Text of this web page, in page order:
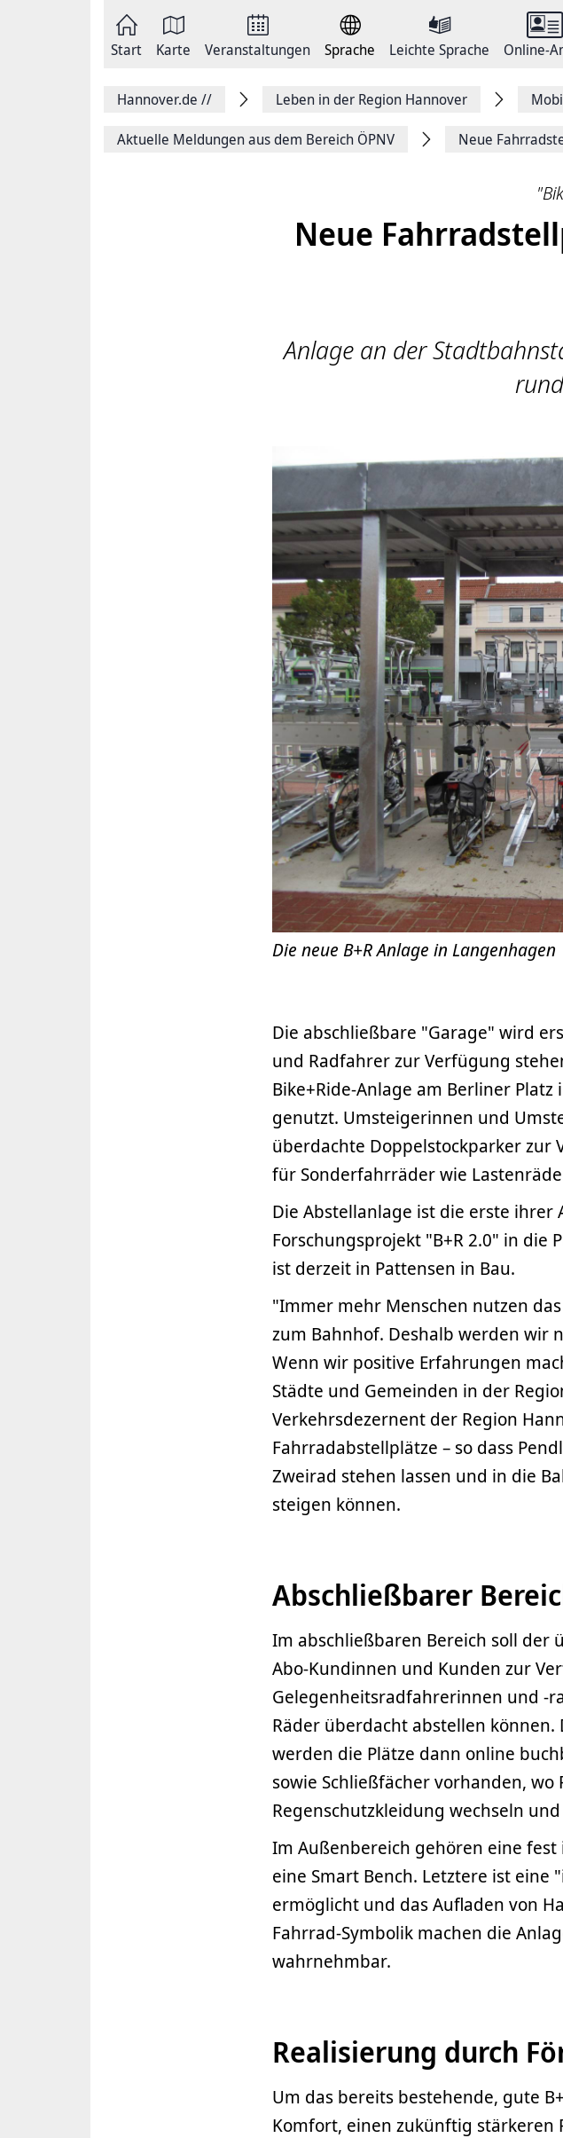
Start Karte Veranstaltungen Sprache Leichte Sprache Online-
Hannover.de // Leben in der Region Hannover
Aktuelle Meldungen aus dem Bereich ÖPNV Neue
Neue
Anlage an der
Die neue B+R Anlage in Langenhagen
Die abschließbare "Garage" wird
und Radfahrer zur Verfügung
Bike+Ride-Anlage am Berliner
genutzt. Umsteigerinnen und
überdachte Doppelstockparker zur
für Sonderfahrräder wie
Die Abstellanlage ist die erste ihrer
Forschungsprojekt "B+R 2.0" in die
ist derzeit in Pattensen in Bau.
"Immer mehr Menschen nutzen
zum Bahnhof. Deshalb werden wir
Wenn wir positive Erfahrungen
Städte und Gemeinden in der
Verkehrsdezernent der Region
Fahrradabstellplätze – so dass
Zweirad stehen lassen und in die
steigen können.
Abschließbarer
Im abschließbaren Bereich soll der
Abo-Kundinnen und Kunden zur
Gelegenheitsradfahrerinnen und -
Räder überdacht abstellen
werden die Plätze dann online
sowie Schließfächer vorhanden,
Regenschutzkleidung wechseln
Im Außenbereich gehören eine
eine Smart Bench. Letztere ist
ermöglicht und das Aufladen von
Fahrrad-Symbolik machen die
wahrnehmbar.
Realisierung durch
Um das bereits bestehende, gute
Komfort, einen zukünftig